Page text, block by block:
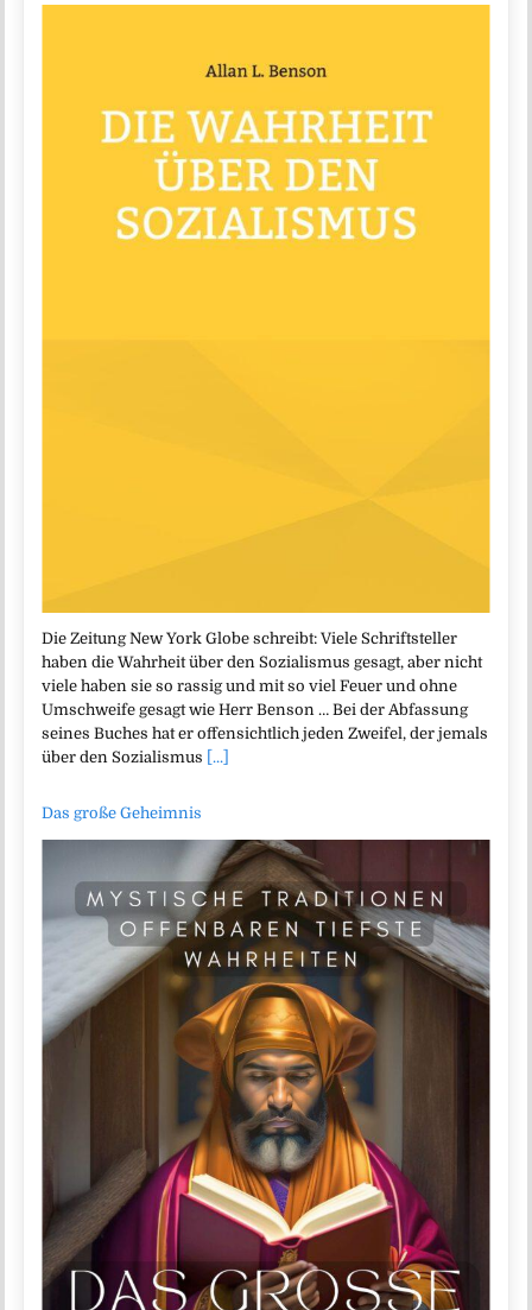
Die Zeitung New York Globe schreibt: Viele Schriftsteller
haben die Wahrheit über den Sozialismus gesagt, aber nicht
viele haben sie so rassig und mit so viel Feuer und ohne
Umschweife gesagt wie Herr Benson … Bei der Abfassung
seines Buches hat er offensichtlich jeden Zweifel, der jemals
über den Sozialismus [...]
Das große Geheimnis